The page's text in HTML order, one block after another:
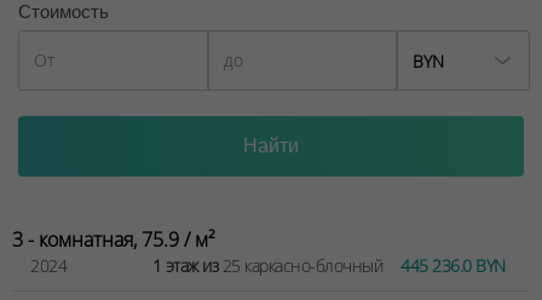
Стоимость
BYN
3 - комнатная, 75.9 / м²
2024 1 этаж из25 каркасно-блочный 445 236.0 BYN